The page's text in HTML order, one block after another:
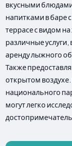
вкусными
напитками в баре
террасе с видом
различные услуги,
аренду лыжного
Также
открытом
национального
могут легко